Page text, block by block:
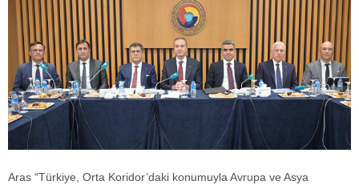
Aras “Türkiye, Orta Koridor’daki konumuyla Avrupa ve Asya